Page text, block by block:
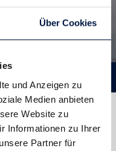
Über Cookies
und Anzeigen zu
Medien anbieten
Website zu
Informationen zu Ihrer
Partner für